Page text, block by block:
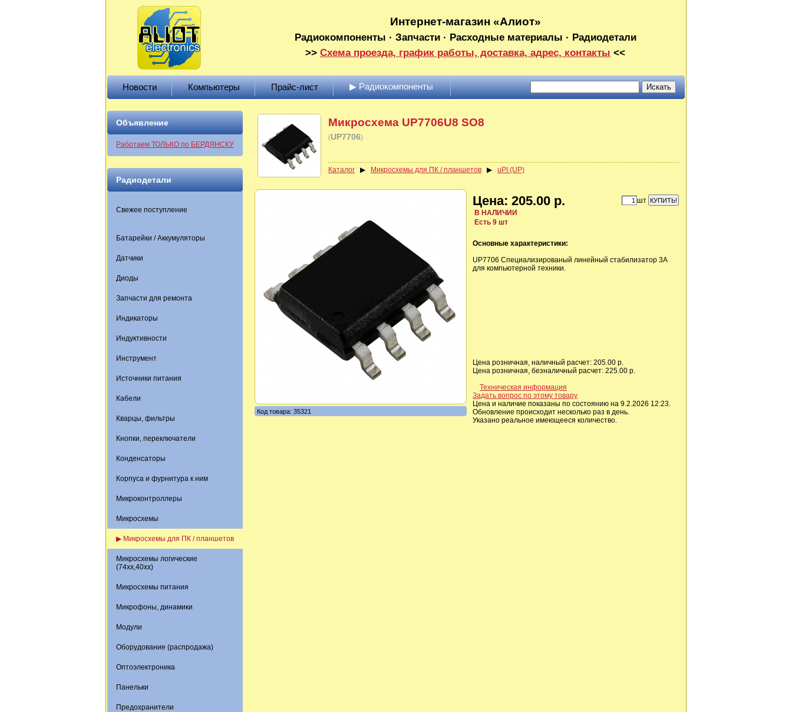
Интернет-магазин «Алиот»
Радиокомпоненты · Запчасти · Расходные материалы · Радиодетали
>> Схема проезда, график работы, доставка, адрес, контакты <<
Новости Компьютеры Прайс-лист ▶ Радиокомпоненты
Объявление
Работаем ТОЛЬКО по БЕРДЯНСКУ
Радиодетали
Свежее поступление
Батарейки / Аккумуляторы
Датчики
Диоды
Запчасти для ремонта
Индикаторы
Индуктивности
Инструмент
Источники питания
Кабели
Кварцы, фильтры
Кнопки, переключатели
Конденсаторы
Корпуса и фурнитура к ним
Микроконтроллеры
Микросхемы
▶ Микросхемы для ПК / планшетов
Микросхемы логические
(74xx,40xx)
Микросхемы питания
Микрофоны, динамики
Модули
Оборудование (распродажа)
Оптоэлектроника
Панельки
Предохранители
Микросхема UP7706U8 SO8
(UP7706)
Каталог ▶ Микросхемы для ПК / планшетов ▶ uPI (UP)
Код товара: 35321
Цена: 205.00 р.
В НАЛИЧИИ
Есть 9 шт
шт
Основные характеристики:
UP7706 Специализированый линейный стабилизатор 3А
для компьютерной техники.
Цена розничная, наличный расчет: 205.00 р.
Цена розничная, безналичный расчет: 225.00 р.
Техническая информация
Задать вопрос по этому товару
Цена и наличие показаны по состоянию на 9.2.2026 12:23.
Обновление происходит несколько раз в день.
Указано реальное имеющееся количество.